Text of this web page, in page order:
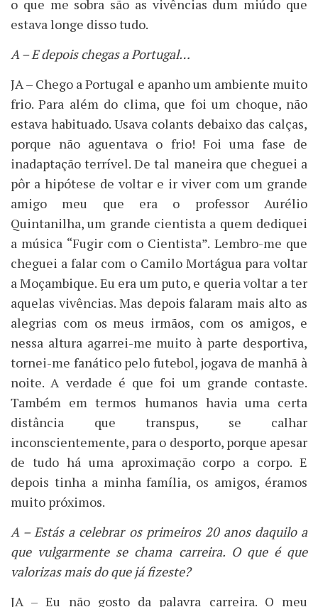
o que me sobra são as vivências dum miúdo que
estava longe disso tudo.
A – E depois chegas a Portugal…
JA – Chego a Portugal e apanho um ambiente muito
frio. Para além do clima, que foi um choque, não
estava habituado. Usava colants debaixo das calças,
porque não aguentava o frio! Foi uma fase de
inadaptação terrível. De tal maneira que cheguei a
pôr a hipótese de voltar e ir viver com um grande
amigo meu que era o professor Aurélio
Quintanilha, um grande cientista a quem dediquei
a música “Fugir com o Cientista”. Lembro-me que
cheguei a falar com o Camilo Mortágua para voltar
a Moçambique. Eu era um puto, e queria voltar a ter
aquelas vivências. Mas depois falaram mais alto as
alegrias com os meus irmãos, com os amigos, e
nessa altura agarrei-me muito à parte desportiva,
tornei-me fanático pelo futebol, jogava de manhã à
noite. A verdade é que foi um grande contaste.
Também em termos humanos havia uma certa
distância que transpus, se calhar
inconscientemente, para o desporto, porque apesar
de tudo há uma aproximação corpo a corpo. E
depois tinha a minha família, os amigos, éramos
muito próximos.
A – Estás a celebrar os primeiros 20 anos daquilo a
que vulgarmente se chama carreira. O que é que
valorizas mais do que já fizeste?
JA – Eu não gosto da palavra carreira. O meu